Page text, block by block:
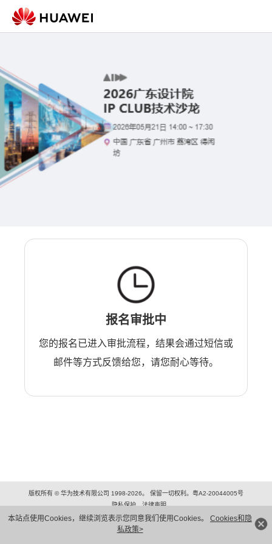
本站点使用Cookies，继续浏览表示您同意我们使用Cookies。 Cookies和隐
私政策>
报名审批中
您的报名已进入审批流程，结果会通过短信或
邮件等方式反馈给您，请您耐心等待。
版权所有 © 华为技术有限公司 1998-2026。 保留一切权利。粤A2-20044005号
隐私保护
法律声明